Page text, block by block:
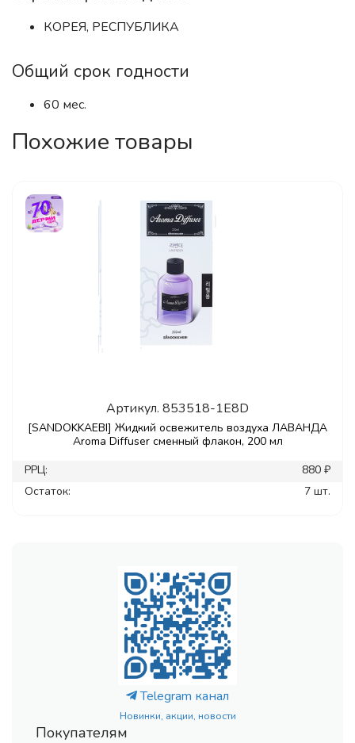
КОРЕЯ, РЕСПУБЛИКА
Общий срок годности
60 мес.
Похожие товары
Артикул. 853518-1E8D
[SANDOKKAEBI] Жидкий освежитель воздуха ЛАВАНДА
Aroma Diffuser сменный флакон, 200 мл
РРЦ:
880 ₽
Остаток:
7 шт.
Telegram канал
Новинки, акции, новости
Покупателям